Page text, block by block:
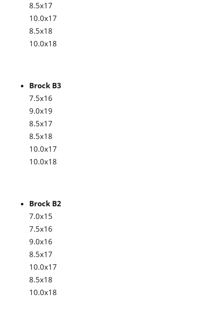
8.5x17
10.0x17
8.5x18
10.0x18
Brock B3
7.5x16
9.0x19
8.5x17
8.5x18
10.0x17
10.0x18
Brock B2
7.0x15
7.5x16
9.0x16
8.5x17
10.0x17
8.5x18
10.0x18